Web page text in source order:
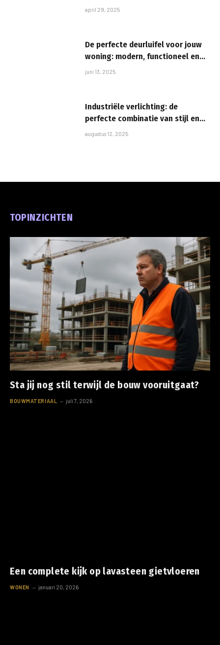
april 29, 2025
De perfecte deurluifel voor jouw
woning: modern, functioneel en
stijlvol
juni 13, 2025
Industriële verlichting: de
perfecte combinatie van stijl en
functionaliteit in je keuken
augustus 12, 2025
TOPINZICHTEN
Sta jij nog stil terwijl de bouw vooruitgaat?
BOUWMATERIAAL juli 7, 2026
Een complete kijk op lavasteen gietvloeren
WONEN januari 20, 2026